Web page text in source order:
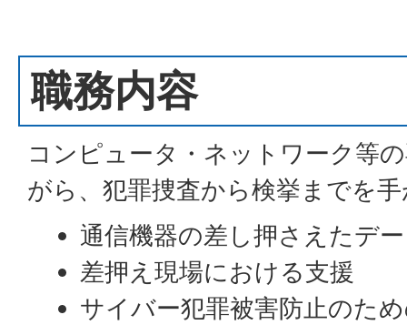
職務内容
コンピュータ・ネットワーク等
がら、犯罪捜査から検挙までを
通信機器の差し押さえたデ
差押え現場における支援
サイバー犯罪被害防止のた